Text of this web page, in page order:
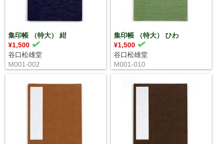
集印帳 （特大） 紺
¥1,500
谷口松雄堂
M001-002
集印帳 （特大） ひわ
¥1,500
谷口松雄堂
M001-010